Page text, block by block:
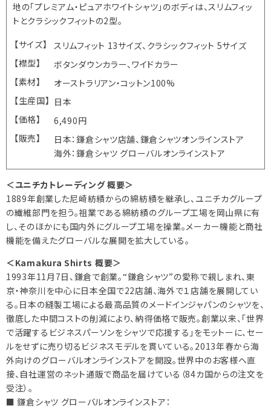
地の「プレミアム・ピュアホワイトシャツ」のボディは、スリムフィッ
トとクラシックフィットの2型。
【サイズ】
スリムフィット 13サイズ、クラシックフィット 5サイズ
【襟型】
ボタンダウンカラー、ワイドカラー
【素材】
オーストラリアン・コットン100%
【生産国】 日本
【価格】
6,490円
【販売】
日本：鎌倉シャツ店舗、鎌倉シャツオンラインストア
海外：鎌倉シャツ グローバルオンラインストア
＜ユニチカトレーディング 概要＞
1889年創業した尼崎紡績からの綿紡績を継承し、ユニチカグループ
の繊維部門を担う。祖業である綿紡績のグループ工場を岡山県に有
し、そのほかにも国内外にグループ工場を操業。メーカー機能と商社
機能を備えたグローバルな展開を拡大している。
＜Kamakura Shirts 概要＞
1993年11月7日、鎌倉で創業。“鎌倉シャツ”の愛称で親しまれ、東
京・神奈川を中心に日本全国で22店舗、海外で１店舗を展開してい
る。日本の縫製工場による最高品質のメードインジャパンのシャツを、
徹底した中間コストの削減により、納得価格で販売。創業以来、「世界
で活躍するビジネスパーソンをシャツで応援する」をモットーに、セー
ルをせずに売り切るビジネスモデルを貫いている。2013年春から海
外向けのグローバルオンラインストアを開設。世界中のお客様へ直
接、自社運営のネット通販で商品を届けている（84カ国からの注文を
受注）。
■ 鎌倉シャツ グローバルオンラインストア：